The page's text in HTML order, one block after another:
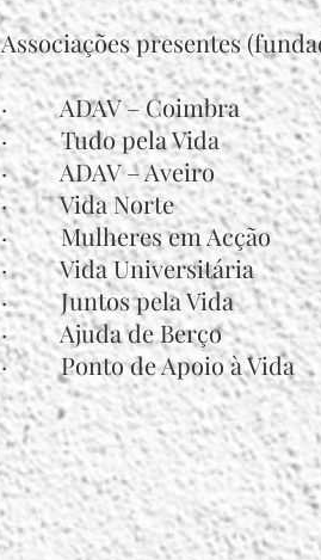
Associações presentes
· ADAV – Coimbra
· Tudo pela Vida
· ADAV – Aveiro
· Vida Norte
· Mulheres em Acção
· Vida Universitária
· Juntos pela Vida
· Ajuda de Berço
· Ponto de Apoio à Vida